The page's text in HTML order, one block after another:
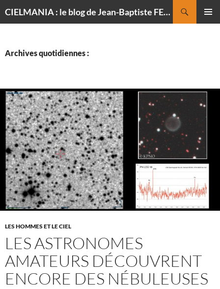
CIELMANIA : le blog de Jean-Baptiste FELDMANN, photographe du ciel
Archives quotidiennes :
LES HOMMES ET LE CIEL
LES ASTRONOMES
AMATEURS DÉCOUVRENT
ENCORE DES NÉBULEUSES